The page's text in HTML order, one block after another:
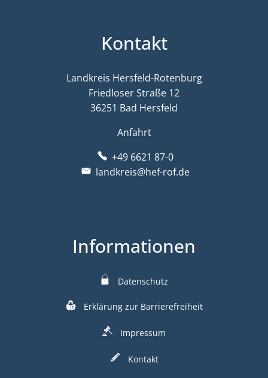
Kontakt
Landkreis Hersfeld-Rotenburg
Friedloser Straße 12
36251 Bad Hersfeld
Anfahrt
+49 6621 87-0
landkreis@hef-rof.de
Informationen
Datenschutz
Erklärung zur Barrierefreiheit
Impressum
Kontakt